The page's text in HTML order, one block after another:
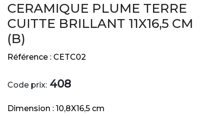
CERAMIQUE PLUME TERRE
CUITTE BRILLANT 11X16,5 CM
(B)
Référence : CETC02
Code prix: 408
Dimension : 10,8X16,5 cm